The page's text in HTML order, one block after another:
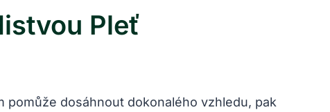
Pleť
dosáhnout dokonalého vzhledu, pak